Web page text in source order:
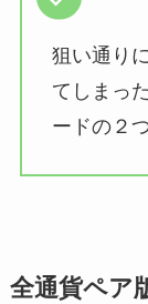
狙い通り
てしまっ
ードの２
全通貨ペア